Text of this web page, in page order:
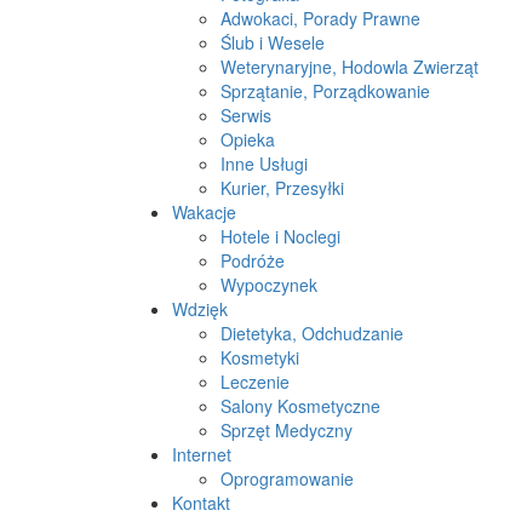
Adwokaci, Porady Prawne
Ślub i Wesele
Weterynaryjne, Hodowla Zwierząt
Sprzątanie, Porządkowanie
Serwis
Opieka
Inne Usługi
Kurier, Przesyłki
Wakacje
Hotele i Noclegi
Podróże
Wypoczynek
Wdzięk
Dietetyka, Odchudzanie
Kosmetyki
Leczenie
Salony Kosmetyczne
Sprzęt Medyczny
Internet
Oprogramowanie
Kontakt